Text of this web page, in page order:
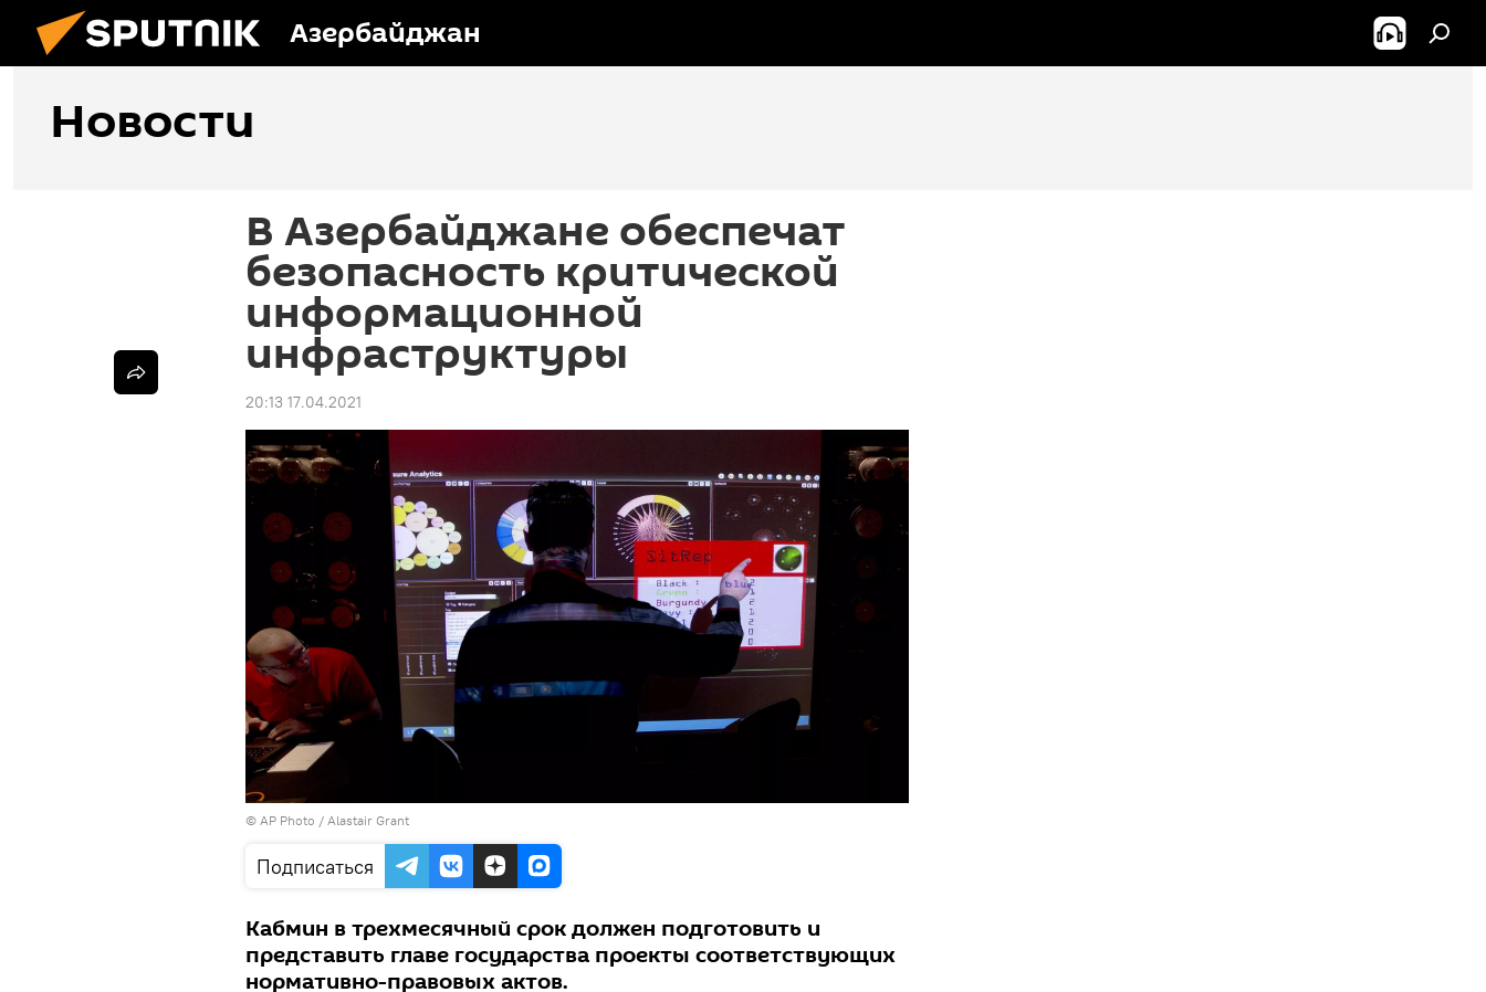
Азербайджан
Новости
В Азербайджане обеспечат
безопасность критической
информационной
инфраструктуры
20:13 17.04.2021
© AP Photo / Alastair Grant
Подписаться
Кабмин в трехмесячный срок должен подготовить и
представить главе государства проекты соответствующих
нормативно-правовых актов.